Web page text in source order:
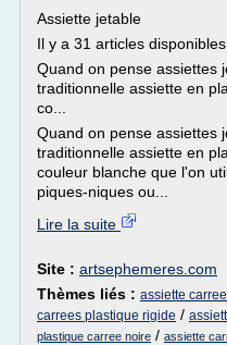
Assiette jetable
Il y a 31 articles
Quand on pense assiettes
traditionnelle assiette en
co...
Quand on pense assiettes
traditionnelle assiette en
couleur blanche que l'on
piques-niques ou...
Lire la suite
Site : artsephemeres.com
Thèmes liés : assiette
carrees plastique rigide /
plastique carree noire / assiette